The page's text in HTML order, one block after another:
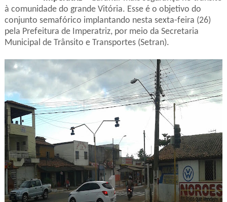
à comunidade do grande Vitória. Esse é o objetivo do
conjunto semafórico implantando nesta sexta-feira (26)
pela Prefeitura de Imperatriz, por meio da Secretaria
Municipal de Trânsito e Transportes (Setran).